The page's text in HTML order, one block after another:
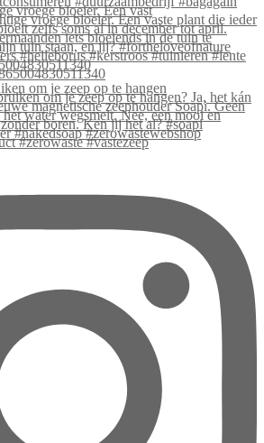
vroege bloeier. Een vast
om je zeep op te hangen